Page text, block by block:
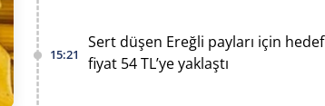
15:21
Sert düşen Ereğli payları için hedef
fiyat 54 TL’ye yaklaştı